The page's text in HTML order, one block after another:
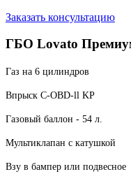
Заказать консультацию
ГБО Lovato
Газ на 6 цилиндров
Впрыск C-OBD-ll KP
Газовый баллон - 54 л.
Мультиклапан с катушкой
Взу в бампер или подвесное